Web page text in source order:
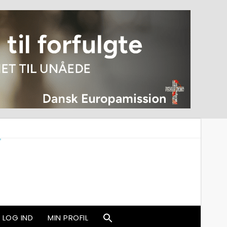
LOG IND MIN PROFIL